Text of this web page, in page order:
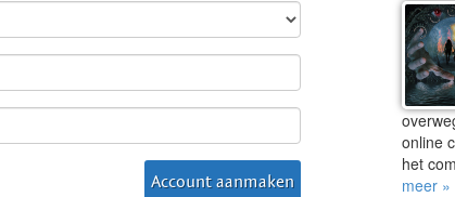
online
het
meer »